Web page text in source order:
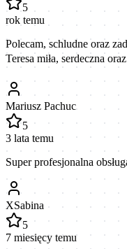
5
rok temu
Polecam, schludne oraz
Teresa miła, serdeczna
Mariusz Pachuc
5
3 lata temu
Super profesjonalna
XSabina
5
7 miesięcy temu